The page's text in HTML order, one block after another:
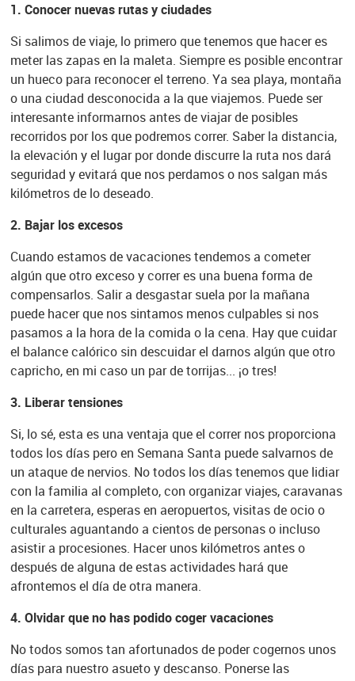
1. Conocer nuevas rutas y ciudades
Si salimos de viaje, lo primero que tenemos que hacer es
meter las zapas en la maleta. Siempre es posible encontrar
un hueco para reconocer el terreno. Ya sea playa, montaña
o una ciudad desconocida a la que viajemos. Puede ser
interesante informarnos antes de viajar de posibles
recorridos por los que podremos correr. Saber la distancia,
la elevación y el lugar por donde discurre la ruta nos dará
seguridad y evitará que nos perdamos o nos salgan más
kilómetros de lo deseado.
2. Bajar los excesos
Cuando estamos de vacaciones tendemos a cometer
algún que otro exceso y correr es una buena forma de
compensarlos. Salir a desgastar suela por la mañana
puede hacer que nos sintamos menos culpables si nos
pasamos a la hora de la comida o la cena. Hay que cuidar
el balance calórico sin descuidar el darnos algún que otro
capricho, en mi caso un par de torrijas... ¡o tres!
3. Liberar tensiones
Si, lo sé, esta es una ventaja que el correr nos proporciona
todos los días pero en Semana Santa puede salvarnos de
un ataque de nervios. No todos los días tenemos que lidiar
con la familia al completo, con organizar viajes, caravanas
en la carretera, esperas en aeropuertos, visitas de ocio o
culturales aguantando a cientos de personas o incluso
asistir a procesiones. Hacer unos kilómetros antes o
después de alguna de estas actividades hará que
afrontemos el día de otra manera.
4. Olvidar que no has podido coger vacaciones
No todos somos tan afortunados de poder cogernos unos
días para nuestro asueto y descanso. Ponerse las